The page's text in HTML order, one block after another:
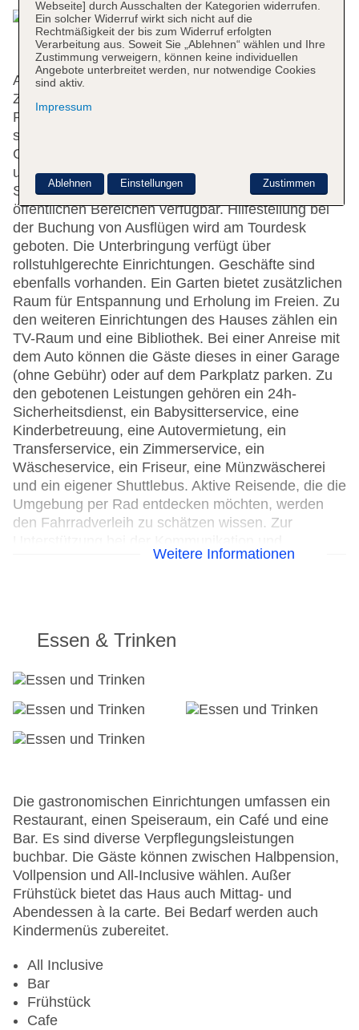
Ansprechendes Ambiente erwartet die Gäste in 11
Zimmern. Englisch- und französischsprachiges
Personal an der Rezeption im Empfangsbereich
steht zur Seite beim Ein- und Auschecken. Eine
Garderobe, eine Gepäckaufbewahrung, ein Safe
und eine Wechselstube stehen als
Serviceleistungen zur Verfügung. WLAN ist in den
öffentlichen Bereichen verfügbar. Hilfestellung bei
der Buchung von Ausflügen wird am Tourdesk
geboten. Die Unterbringung verfügt über
rollstuhlgerechte Einrichtungen. Geschäfte sind
ebenfalls vorhanden. Ein Garten bietet zusätzlichen
Raum für Entspannung und Erholung im Freien. Zu
den weiteren Einrichtungen des Hauses zählen ein
TV-Raum und eine Bibliothek. Bei einer Anreise mit
dem Auto können die Gäste dieses in einer Garage
(ohne Gebühr) oder auf dem Parkplatz parken. Zu
den gebotenen Leistungen gehören ein 24h-
Sicherheitsdienst, ein Babysitterservice, eine
Kinderbetreuung, eine Autovermietung, ein
Transferservice, ein Zimmerservice, ein
Wäscheservice, ein Friseur, eine Münzwäscherei
und ein eigener Shuttlebus. Aktive Reisende, die die
Umgebung per Rad entdecken möchten, werden
den Fahrradverleih zu schätzen wissen. Zur
Geschäftlichem bietet das Business-Center ein
Parkplatz
Check-in von: 12:00:00
Konferenzraum
Garage
Hoteleröffnung: 2004
Letzte umfassende Renovierung: 2007
Anzahl der Konferenzräume: 1
Haustiere
Zimmerservice
Sonnenterrasse
Gesamtanzahl der Stockwerke: 1
Gesamtanzahl der Zimmer: 11
Pools:Outdoor Pool, Sonnenschirme am Pool,
Zahlungsarten: American Express, Diners Club,
Mastercard, Visa
Landeskategorie: 4 Sterne
Weitere Informationen
Essen & Trinken
Die gastronomischen Einrichtungen umfassen ein
Restaurant, einen Speiseraum, ein Café und eine
Bar. Es sind diverse Verpflegungsleistungen
buchbar. Die Gäste können zwischen Halbpension,
Vollpension und All-Inclusive wählen. Außer
Frühstück bietet das Haus auch Mittag- und
Abendessen à la carte. Bei Bedarf werden auch
Kindermenüs zubereitet.
All Inclusive
Bar
Frühstück
Cafe
Webseite] durch Ausschalten der Kategorien widerrufen.
Ein solcher Widerruf wirkt sich nicht auf die
Rechtmäßigkeit der bis zum Widerruf erfolgten
Verarbeitung aus. Soweit Sie „Ablehnen“ wählen und Ihre
Zustimmung verweigern, können keine individuellen
Angebote unterbreitet werden, nur notwendige Cookies
sind aktiv.
Impressum
Zustimmen
Ablehnen Einstellungen